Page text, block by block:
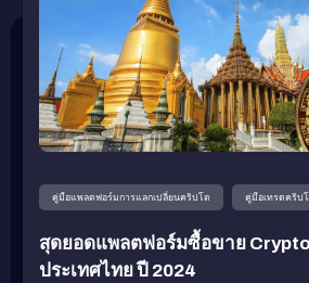
คู่มือแพลตฟอร์มการแลกเปลี่ยนคริปโต คู่มือเทรดคริป
สุดยอดแพลตฟอร์มซื้อขาย
ประเทศไทย ปี 2024